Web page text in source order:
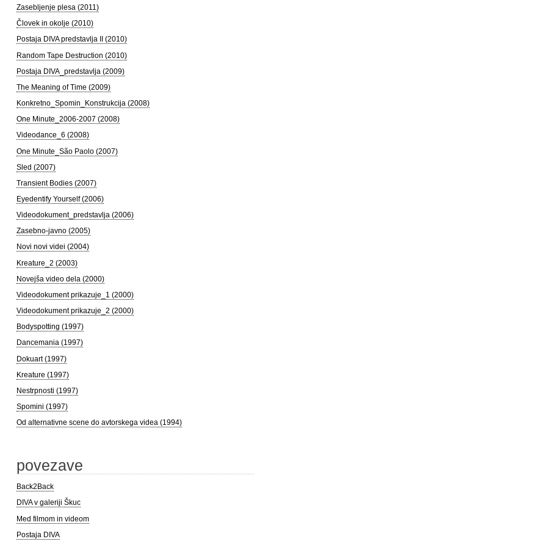
Zasebljenje plesa (2011)
Človek in okolje (2010)
Postaja DIVA predstavlja II (2010)
Random Tape Destruction (2010)
Postaja DIVA_predstavlja (2009)
The Meaning of Time (2009)
Konkretno_Spomin_Konstrukcija (2008)
One Minute_2006-2007 (2008)
Videodance_6 (2008)
One Minute_São Paolo (2007)
Sled (2007)
Transient Bodies (2007)
Eyedentify Yourself (2006)
Videodokument_predstavlja (2006)
Zasebno-javno (2005)
Novi novi videi (2004)
Kreature_2 (2003)
Novejša video dela (2000)
Videodokument prikazuje_1 (2000)
Videodokument prikazuje_2 (2000)
Bodyspotting (1997)
Dancemania (1997)
Dokuart (1997)
Kreature (1997)
Nestrpnosti (1997)
Spomini (1997)
Od alternativne scene do avtorskega videa (1994)
povezave
Back2Back
DIVA v galeriji Škuc
Med filmom in videom
Postaja DIVA